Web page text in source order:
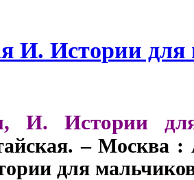
И. Истории
И. Истории
– Москва
для